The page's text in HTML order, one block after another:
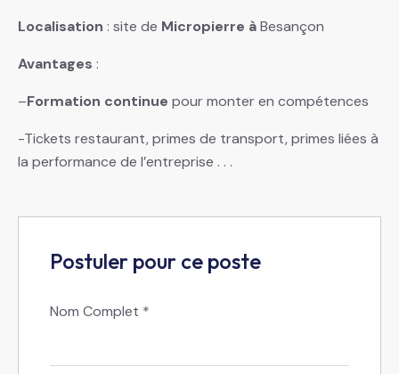
Localisation : site de Micropierre àBesançon
Avantages :
–Formation continue pour monter en compétences
-Tickets restaurant, primes de transport, primes liées à
la performance de l’entreprise . . .
Postuler pour ce poste
Nom Complet *